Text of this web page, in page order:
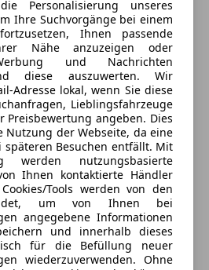
Assistent Plus
Dämpfungssystem
flächenbündigen Türgriffen
Soundsystem
& Co KG
5
2014
Personalisierung unseres
Ihre Suchvorgänge bei einem
Ihnen passende
Nähe anzuzeigen oder
und Nachrichten
diese auszuwerten. Wir
Adresse lokal, wenn Sie diese
Lieblingsfahrzeuge
Preisbewertung angeben. Dies
der Webseite, da eine
späteren Besuchen entfällt. Mit
werden nutzungsbasierte
Ihnen kontaktierte Händler
Tools werden von den
um von Ihnen bei
angegebene Informationen
und innerhalb dieses
für die Befüllung neuer
wiederzuverwenden. Ohne